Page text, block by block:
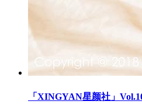
「XINGYAN星颜社」